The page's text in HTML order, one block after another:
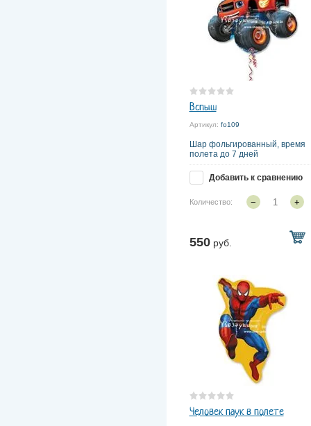
Вспыш
Артикул: fo109
Шар фольгированный, время
полета до 7 дней
Добавить к сравнению
Количество: − +
550руб.
Человек паук в полете